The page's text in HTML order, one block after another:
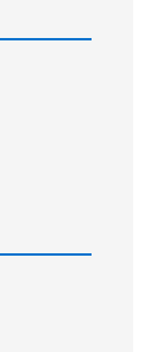
nghệ
Dolby Digital
cùng hai loa